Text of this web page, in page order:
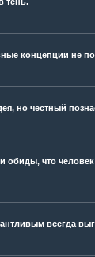
концепции не
но честный
обиды, что
всегда